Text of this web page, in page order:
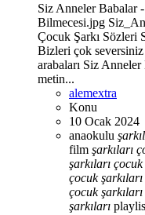
Siz Anneler Babalar
Bilmecesi.jpg
Çocuk Şarkı Sözleri
Bizleri çok
arabaları Siz
metin...
alemextra
Konu
10 Ocak 2024
anaokulu
film şarkıları
şarkıları çocuk
çocuk şarkıları
çocuk şarkıları
şarkıları